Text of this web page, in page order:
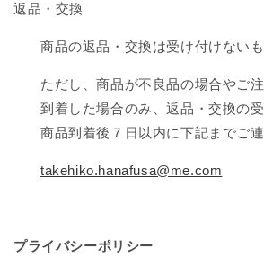
返品・交換
商品の返品・交換は受け付けないも
ただし、商品が不良品の場合やご
到着した場合のみ、返品・交換の
商品到着後７日以内に下記までご連
takehiko.hanafusa@me.com
プライバシーポリシー